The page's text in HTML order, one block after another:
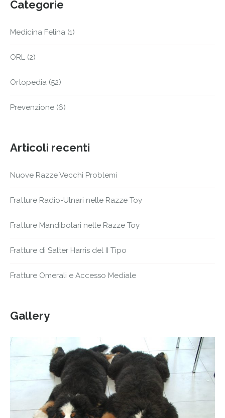
Categorie
Medicina Felina (1)
ORL (2)
Ortopedia (52)
Prevenzione (6)
Articoli recenti
Nuove Razze Vecchi Problemi
Fratture Radio-Ulnari nelle Razze Toy
Fratture Mandibolari nelle Razze Toy
Fratture di Salter Harris del II Tipo
Fratture Omerali e Accesso Mediale
Gallery